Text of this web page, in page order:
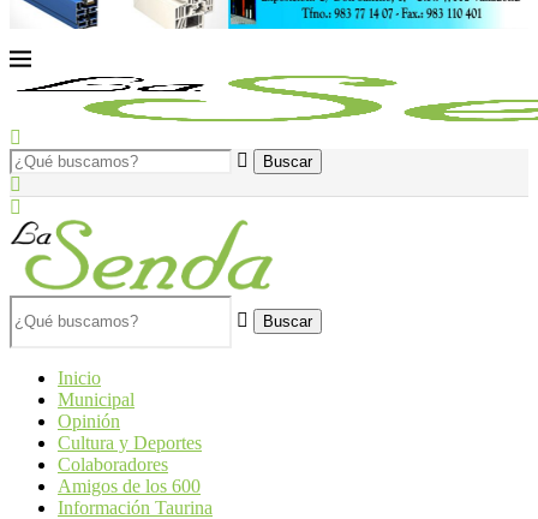
Buscar
Inicio
Municipal
Opinión
Cultura y Deportes
Colaboradores
Amigos de los 600
Información Taurina